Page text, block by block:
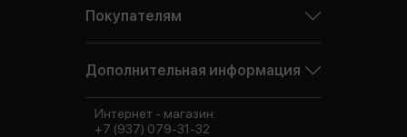
Покупателям
Дополнительная информация
Интернет - магазин:
+7 (937) 079-31-32